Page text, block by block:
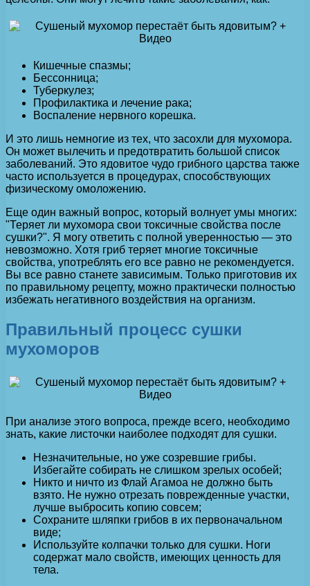
Кишечные спазмы;
Бессонница;
Туберкулез;
Профилактика и лечение рака;
Воспаление нервного корешка.
И это лишь немногие из тех, что засохли для мухомора.
Он может вылечить и предотвратить большой список
заболеваний. Это ядовитое чудо грибного царства также
часто используется в процедурах, способствующих
физическому омоложению.
Еще один важный вопрос, который волнует умы многих:
"Теряет ли мухомора свои токсичные свойства после
сушки?". Я могу ответить с полной уверенностью — это
невозможно. Хотя гриб теряет многие токсичные
свойства, употреблять его все равно не рекомендуется.
Вы все равно станете зависимым. Только приготовив их
по правильному рецепту, можно практически полностью
избежать негативного воздействия на организм.
Правильный процесс сушки
мухоморов
При анализе этого вопроса, прежде всего, необходимо
знать, какие листочки наиболее подходят для сушки.
Незначительные, но уже созревшие грибы.
Избегайте собирать не слишком зрелых особей;
Никто и ничто из Флай Агамоа не должно быть
взято. Не нужно отрезать поврежденные участки,
лучше выбросить копию совсем;
Сохраните шляпки грибов в их первоначальном
виде;
Используйте колпачки только для сушки. Ноги
содержат мало свойств, имеющих ценность для
тела.